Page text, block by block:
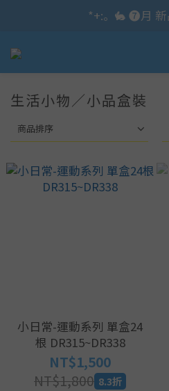
*+:｡\new / !🌌 官網消
*+:｡  🐇 ❼月
*+:｡     ❼月活
*+:｡\new / !🌌 官網消
生活小物／小品盒裝
商品排序
小日常-運動系列 單盒24
根 DR315~DR338
NT$1,500
NT$1,800 8.3折